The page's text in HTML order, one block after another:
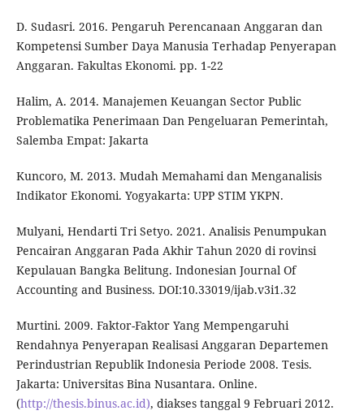
D. Sudasri. 2016. Pengaruh Perencanaan Anggaran dan
Kompetensi Sumber Daya Manusia Terhadap Penyerapan
Anggaran. Fakultas Ekonomi. pp. 1-22
Halim, A. 2014. Manajemen Keuangan Sector Public
Problematika Penerimaan Dan Pengeluaran Pemerintah,
Salemba Empat: Jakarta
Kuncoro, M. 2013. Mudah Memahami dan Menganalisis
Indikator Ekonomi. Yogyakarta: UPP STIM YKPN.
Mulyani, Hendarti Tri Setyo. 2021. Analisis Penumpukan
Pencairan Anggaran Pada Akhir Tahun 2020 di rovinsi
Kepulauan Bangka Belitung. Indonesian Journal Of
Accounting and Business. DOI:10.33019/ijab.v3i1.32
Murtini. 2009. Faktor-Faktor Yang Mempengaruhi
Rendahnya Penyerapan Realisasi Anggaran Departemen
Perindustrian Republik Indonesia Periode 2008. Tesis.
Jakarta: Universitas Bina Nusantara. Online.
(http://thesis.binus.ac.id), diakses tanggal 9 Februari 2012.